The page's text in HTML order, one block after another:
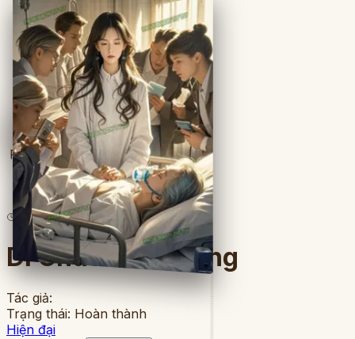
Full
lượt đọc· 8chương
Di Chúc Cuối Cùng
Tác giả:
Trạng thái: Hoàn thành
Hiện đại